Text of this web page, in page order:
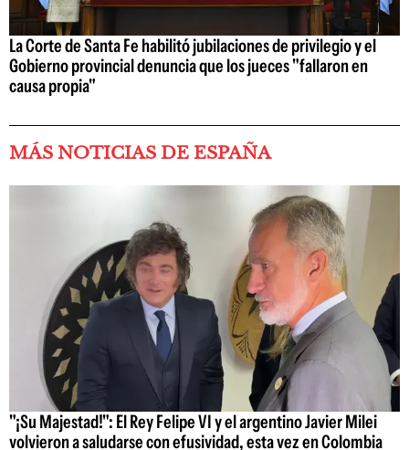
La Corte de Santa Fe habilitó jubilaciones de privilegio y el
Gobierno provincial denuncia que los jueces "fallaron en
causa propia"
MÁS NOTICIAS DE ESPAÑA
"¡Su Majestad!": El Rey Felipe VI y el argentino Javier Milei
volvieron a saludarse con efusividad, esta vez en Colombia